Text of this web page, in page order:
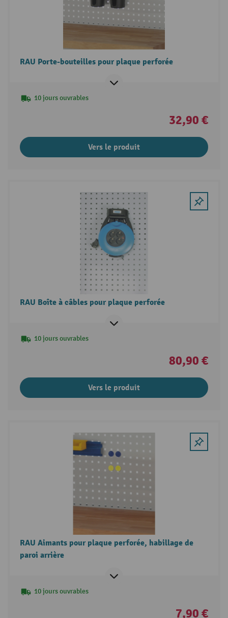
RAU Porte-bouteilles pour plaque perforée
10 jours ouvrables
32,90 €
Vers le produit
RAU Boîte à câbles pour plaque perforée
10 jours ouvrables
80,90 €
Vers le produit
RAU Aimants pour plaque perforée, habillage de
paroi arrière
10 jours ouvrables
7,90 €